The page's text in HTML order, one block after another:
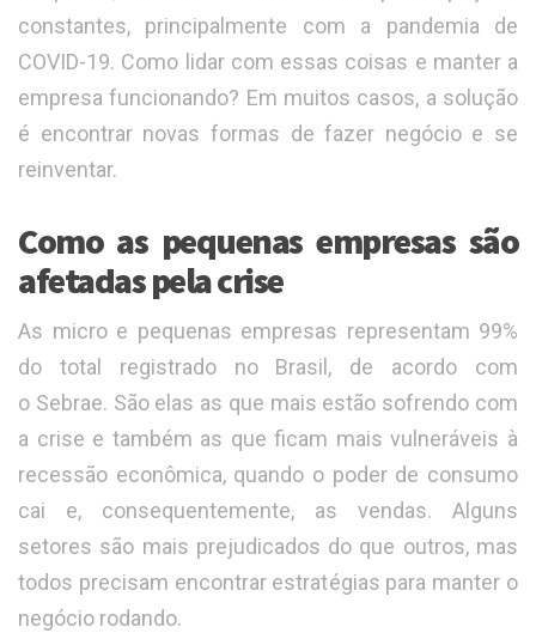
constantes, principalmente com a pandemia de
COVID-19. Como lidar com essas coisas e manter a
empresa funcionando? Em muitos casos, a solução
é encontrar novas formas de fazer negócio e se
reinventar.
Como as pequenas empresas são
afetadas pela crise
As micro e pequenas empresas representam 99%
do total registrado no Brasil, de acordo com
o Sebrae. São elas as que mais estão sofrendo com
a crise e também as que ficam mais vulneráveis à
recessão econômica, quando o poder de consumo
cai e, consequentemente, as vendas. Alguns
setores são mais prejudicados do que outros, mas
todos precisam encontrar estratégias para manter o
negócio rodando.